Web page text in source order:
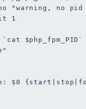
"warning, no
1
`cat $php_fpm_PID `
$0